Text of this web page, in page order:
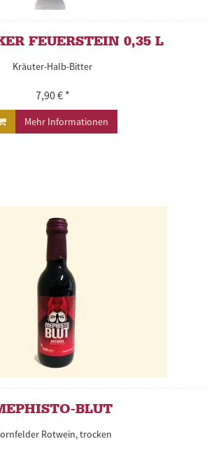
FEUERSTEIN 0,35 L
Kräuter-Halb-Bitter
7,90 € *
Mehr Informationen
BLUT
Rotwein, trocken